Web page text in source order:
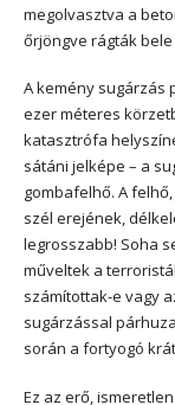
megolvasztva a
őrjöngve rágták
A kemény sugárzás
ezer méteres
katasztrófa
sátáni jelképe – a
gombafelhő. A
szél erejének,
legrosszabb! Soha
műveltek a
számítottak-e vagy
sugárzással
során a fortyogó
Ez az erő,